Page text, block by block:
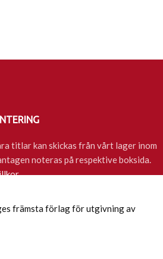
titlar kan skickas från vårt lager inom
noteras på respektive boksida.
främsta förlag för utgivning av